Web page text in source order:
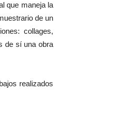
que maneja la
de un
collages,
de sí una obra
realizados